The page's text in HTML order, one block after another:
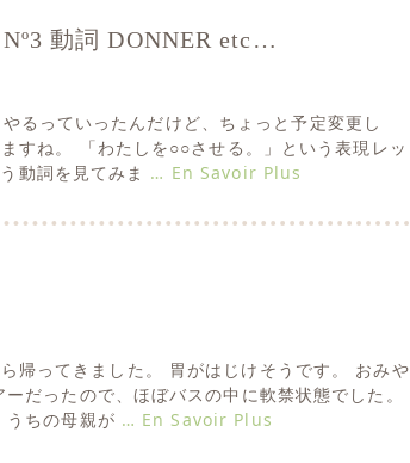
動詞 DONNER etc…
るっていったんだけど、ちょっと予定変更し
すね。 「わたしを○○させる。」という表現レッ
動詞を見てみま … En Savoir Plus
帰ってきました。 胃がはじけそうです。 おみや
だったので、ほぼバスの中に軟禁状態でした。
うちの母親が … En Savoir Plus